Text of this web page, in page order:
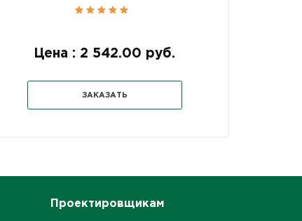
Цена : 2 542.00 руб.
ЗАКАЗАТЬ
Проектировщикам